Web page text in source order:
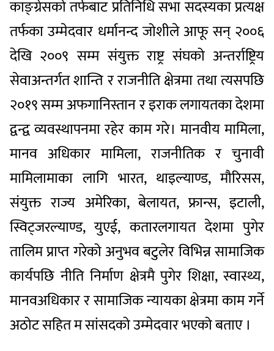
काङ्ग्रेसको तर्फबाट प्रतिनिधि सभा सदस्यका प्रत्यक्ष
तर्फका उम्मेदवार धर्मानन्द जोशीले आफू सन् २००६
देखि २००९ सम्म संयुक्त राष्ट्र संघको अन्तर्राष्ट्रिय
सेवाअन्तर्गत शान्ति र राजनीति क्षेत्रमा तथा त्यसपछि
२०१९ सम्म अफगानिस्तान र इराक लगायतका देशमा
द्वन्द्व व्यवस्थापनमा रहेर काम गरे। मानवीय मामिला,
मानव अधिकार मामिला, राजनीतिक र चुनावी
मामिलामाका लागि भारत, थाइल्याण्ड, मौरिसस,
संयुक्त राज्य अमेरिका, बेलायत, फ्रान्स, इटाली,
स्विट्जरल्याण्ड, युएई, कतारलगायत देशमा पुगेर
तालिम प्राप्त गरेको अनुभव बटुलेर विभिन्न सामाजिक
कार्यपछि नीति निर्माण क्षेत्रमै पुगेर शिक्षा, स्वास्थ्य,
मानवअधिकार र सामाजिक न्यायका क्षेत्रमा काम गर्ने
अठोट सहित म सांसदको उम्मेदवार भएको बताए ।